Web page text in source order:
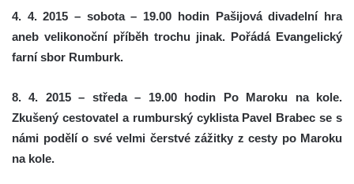
4. 4. 2015 – sobota – 19.00 hodin Pašijová divadelní hra
aneb velikonoční příběh trochu jinak. Pořádá Evangelický
farní sbor Rumburk.
8. 4. 2015 – středa – 19.00 hodin Po Maroku na kole.
Zkušený cestovatel a rumburský cyklista Pavel Brabec se s
námi podělí o své velmi čerstvé zážitky z cesty po Maroku
na kole.